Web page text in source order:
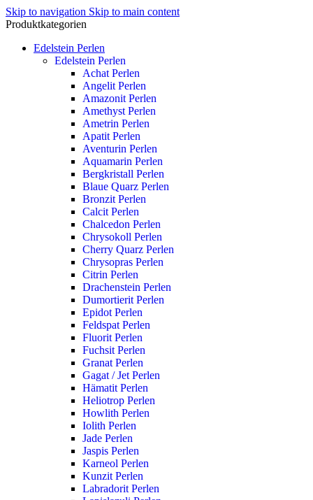
Skip to navigation Skip to main content
Produktkategorien
Edelstein Perlen
Edelstein Perlen
Achat Perlen
Angelit Perlen
Amazonit Perlen
Amethyst Perlen
Ametrin Perlen
Apatit Perlen
Aventurin Perlen
Aquamarin Perlen
Bergkristall Perlen
Blaue Quarz Perlen
Bronzit Perlen
Calcit Perlen
Chalcedon Perlen
Chrysokoll Perlen
Cherry Quarz Perlen
Chrysopras Perlen
Citrin Perlen
Drachenstein Perlen
Dumortierit Perlen
Epidot Perlen
Feldspat Perlen
Fluorit Perlen
Fuchsit Perlen
Granat Perlen
Gagat / Jet Perlen
Hämatit Perlen
Heliotrop Perlen
Howlith Perlen
Iolith Perlen
Jade Perlen
Jaspis Perlen
Karneol Perlen
Kunzit Perlen
Labradorit Perlen